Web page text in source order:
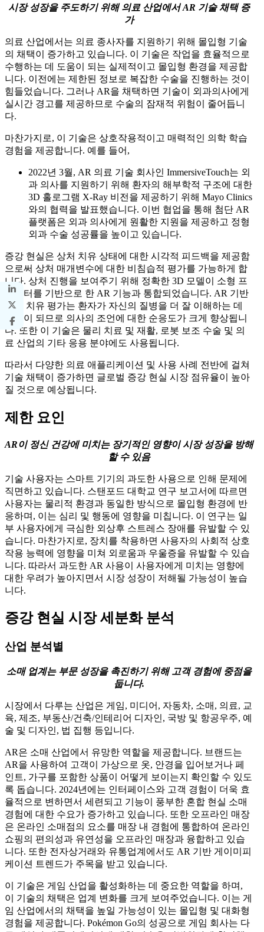
시장 성장을 주도하기 위해 의료 산업에서 AR 기술 채택 증
가
의료 산업에서는 의료 종사자를 지원하기 위해 몰입형 기술
의 채택이 증가하고 있습니다. 이 기술은 작업을 효율적으로
수행하는 데 도움이 되는 실제적이고 몰입형 환경을 제공합
니다. 이전에는 제한된 정보로 복잡한 수술을 진행하는 것이
힘들었습니다. 그러나 AR을 채택하면 기술이 외과의사에게
실시간 경고를 제공하므로 수술의 잠재적 위험이 줄어듭니
다.
마찬가지로, 이 기술은 상호작용적이고 매력적인 의학 학습
경험을 제공합니다. 예를 들어,
2022년 3월, AR 의료 기술 회사인 ImmersiveTouch는 외
과 의사를 지원하기 위해 환자의 해부학적 구조에 대한
3D 홀로그램 X-Ray 비전을 제공하기 위해 Mayo Clinics
와의 협력을 발표했습니다. 이번 협업을 통해 첨단 AR
플랫폼은 외과 의사에게 원활한 지원을 제공하고 정형
외과 수술 성공률을 높이고 있습니다.
증강 현실은 상처 치유 상태에 대한 시각적 피드백을 제공함
으로써 상처 매개변수에 대한 비침습적 평가를 가능하게 합
니다. 상처 진행을 보여주기 위해 정확한 3D 모델이 소형 프
로젝터를 기반으로 한 AR 기능과 통합되었습니다. AR 기반
상처 치유 평가는 환자가 자신의 질병을 더 잘 이해하는 데
도움이 되므로 의사의 조언에 대한 순응도가 크게 향상됩니
다. 또한 이 기술은 물리 치료 및 재활, 로봇 보조 수술 및 의
료 산업의 기타 응용 분야에도 사용됩니다.
따라서 다양한 의료 애플리케이션 및 사용 사례 전반에 걸쳐
기술 채택이 증가하면 글로벌 증강 현실 시장 점유율이 높아
질 것으로 예상됩니다.
제한 요인
AR이 정신 건강에 미치는 장기적인 영향이 시장 성장을 방해
할 수 있음
기술 사용자는 스마트 기기의 과도한 사용으로 인해 문제에
직면하고 있습니다. 스탠포드 대학교 연구 보고서에 따르면
사용자는 물리적 환경과 동일한 방식으로 몰입형 환경에 반
응하며, 이는 심리 및 행동에 영향을 미칩니다. 이 연구는 일
부 사용자에게 극심한 외상후 스트레스 장애를 유발할 수 있
습니다. 마찬가지로, 장치를 착용하면 사용자의 사회적 상호
작용 능력에 영향을 미쳐 외로움과 우울증을 유발할 수 있습
니다. 따라서 과도한 AR 사용이 사용자에게 미치는 영향에
대한 우려가 높아지면서 시장 성장이 저해될 가능성이 높습
니다.
증강 현실 시장 세분화 분석
산업 분석별
소매 업계는 부문 성장을 촉진하기 위해 고객 경험에 중점을
둡니다.
시장에서 다루는 산업은 게임, 미디어, 자동차, 소매, 의료, 교
육, 제조, 부동산/건축/인테리어 디자인, 국방 및 항공우주, 예
술 및 디자인, 법 집행 등입니다.
AR은 소매 산업에서 유망한 역할을 제공합니다. 브랜드는
AR을 사용하여 고객이 가상으로 옷, 안경을 입어보거나 페
인트, 가구를 포함한 상품이 어떻게 보이는지 확인할 수 있도
록 돕습니다. 2024년에는 인터페이스와 고객 경험이 더욱 효
율적으로 변하면서 세련되고 기능이 풍부한 혼합 현실 소매
경험에 대한 수요가 증가하고 있습니다. 또한 오프라인 매장
은 온라인 소매점의 요소를 매장 내 경험에 통합하여 온라인
쇼핑의 편의성과 유연성을 오프라인 매장과 융합하고 있습
니다. 또한 전자상거래와 유통업계에서도 AR 기반 게이미피
케이션 트렌드가 주목을 받고 있습니다.
이 기술은 게임 산업을 활성화하는 데 중요한 역할을 하며,
이 기술의 채택은 업계 변화를 크게 보여주었습니다. 이는 게
임 산업에서의 채택을 높일 가능성이 있는 몰입형 및 대화형
경험을 제공합니다. Pokémon Go의 성공으로 게임 회사는 다